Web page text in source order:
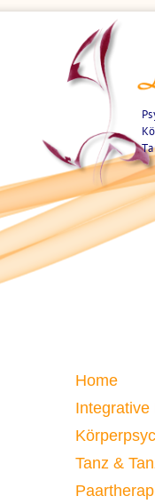
Home
Integrative
Tanz &